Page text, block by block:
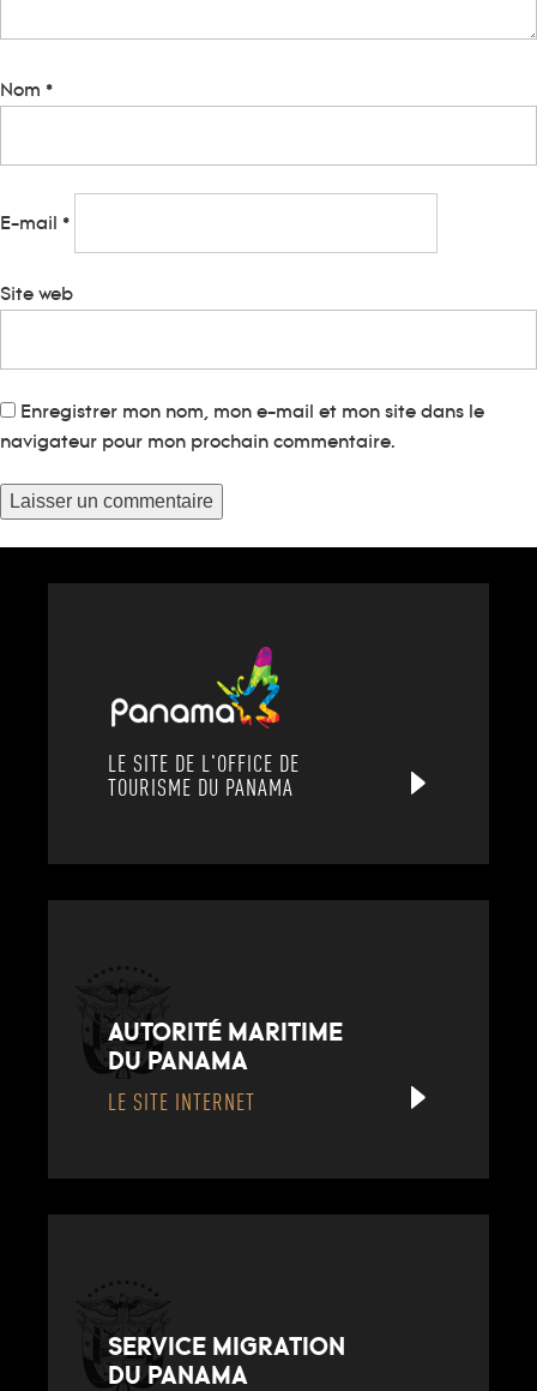
Nom *
E-mail *
Site web
Enregistrer mon nom, mon e-mail et mon site dans le
navigateur pour mon prochain commentaire.
LE SITE DE L'OFFICE DE
TOURISME DU PANAMA
AUTORITÉ MARITIME
DU PANAMA
LE SITE INTERNET
SERVICE MIGRATION
DU PANAMA